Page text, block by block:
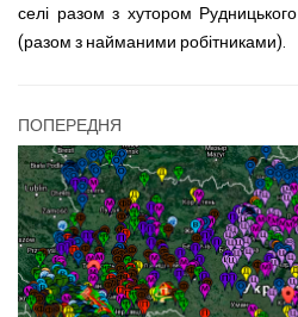
селі разом з хутором
(разом з найманими робітниками).
ПОПЕРЕДНЯ